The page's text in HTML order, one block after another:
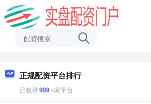
正规配资平台排行
已收录999+家平台